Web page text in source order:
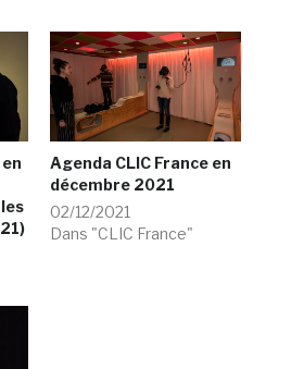
Agenda CLIC France en
décembre 2021
02/12/2021
Dans "CLIC France"